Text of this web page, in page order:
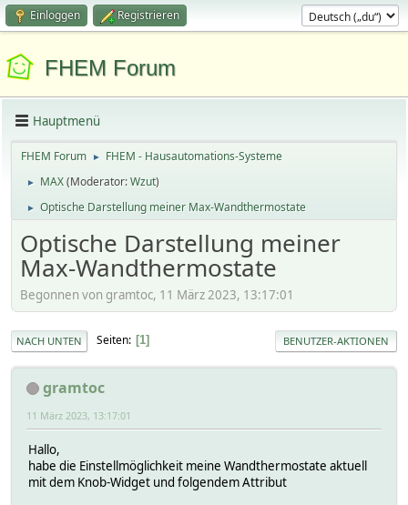
Einloggen Registrieren
FHEM Forum
Hauptmenü
FHEM Forum ► FHEM - Hausautomations-Systeme
► MAX(Moderator:Wzut)
► Optische Darstellung meiner Max-Wandthermostate
Optische Darstellung meiner
Max-Wandthermostate
Begonnen von gramtoc, 11 März 2023, 13:17:01
NACH UNTEN Seiten 1 BENUTZER-AKTIONEN
gramtoc
11 März 2023, 13:17:01
Hallo,
habe die Einstellmöglichkeit meine Wandthermostate aktuell
mit dem Knob-Widget und folgendem Attribut